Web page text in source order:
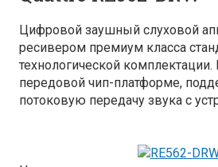
Цифровой заушный слуховой
ресивером премиум класса
технологической
передовой чип-платформе,
потоковую передачу звука с